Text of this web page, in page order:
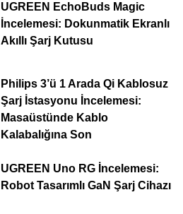
UGREEN EchoBuds Magic
İncelemesi: Dokunmatik Ekranlı
Akıllı Şarj Kutusu
Philips 3’ü 1 Arada Qi Kablosuz
Şarj İstasyonu İncelemesi:
Masaüstünde Kablo
Kalabalığına Son
UGREEN Uno RG İncelemesi:
Robot Tasarımlı GaN Şarj Cihazı